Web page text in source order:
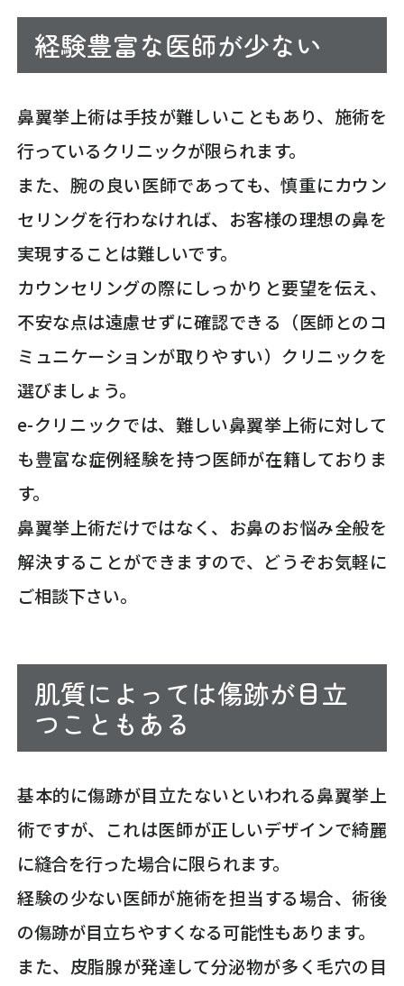
経験豊富な医師が少ない
鼻翼挙上術は手技が難しいこともあり、施術を
行っているクリニックが限られます。
また、腕の良い医師であっても、慎重にカウン
セリングを行わなければ、お客様の理想の鼻を
実現することは難しいです。
カウンセリングの際にしっかりと要望を伝え、
不安な点は遠慮せずに確認できる（医師とのコ
ミュニケーションが取りやすい）クリニックを
選びましょう。
e-クリニックでは、難しい鼻翼挙上術に対して
も豊富な症例経験を持つ医師が在籍しておりま
す。
鼻翼挙上術だけではなく、お鼻のお悩み全般を
解決することができますので、どうぞお気軽に
ご相談下さい。
肌質によっては傷跡が目立
つこともある
基本的に傷跡が目立たないといわれる鼻翼挙上
術ですが、これは医師が正しいデザインで綺麗
に縫合を行った場合に限られます。
経験の少ない医師が施術を担当する場合、術後
の傷跡が目立ちやすくなる可能性もあります。
また、皮脂腺が発達して分泌物が多く毛穴の目